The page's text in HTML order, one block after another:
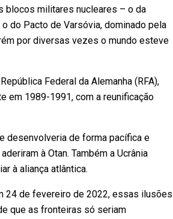
blocos militares nucleares – o da
do Pacto de Varsóvia, dominado pela
por diversas vezes o mundo esteve
Federal da Alemanha (RFA),
em 1989-1991, com a reunificação
desenvolveria de forma pacífica e
à Otan. Também a Ucrânia
à aliança atlântica.
24 de fevereiro de 2022, essas ilusões
que as fronteiras só seriam